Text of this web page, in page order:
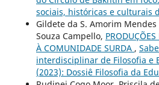
sociais, históricas e culturais
Gildete da S. Amorim
Souza Campello,
À COMUNIDADE SURDA ,
interdisciplinar de Filosofia e
(2023): Dossiê Filosofia da